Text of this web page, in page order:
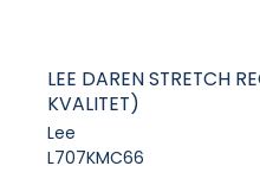
LEE DAREN STRETCH
KVALITET)
Lee
L707KMC66